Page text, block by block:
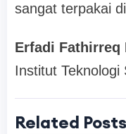
sangat terpakai
Erfadi Fathirreq
Institut Teknologi
Related Posts